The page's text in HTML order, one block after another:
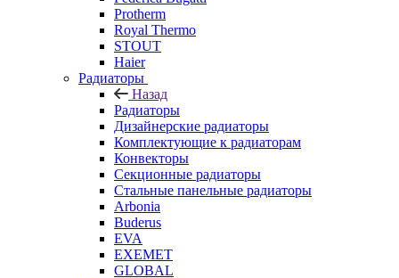
Protherm
Royal Thermo
STOUT
Haier
Радиаторы
Назад
Радиаторы
Дизайнерские радиаторы
Комплектующие к радиаторам
Конвекторы
Секционные радиаторы
Стальные панельные радиаторы
Arbonia
Buderus
EVA
EXEMET
GLOBAL